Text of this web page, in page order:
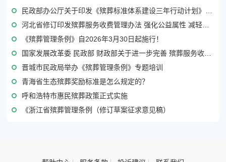
民政部办公厅关于印发《殡葬标准体系建设三年行动计划》的通知
河北省修订印发殡葬服务收费管理办法 强化公益属性 减轻群众丧葬负担
《殡葬管理条例》自2026年3月30日起施行！
国家发展改革委 民政部 财政部关于进一步完善 殡葬服务收费政策的通知
晋城市民政局举办《殡葬管理条例》专题培训
青海省生态殡葬奖励标准是怎么规定的？
呼和浩特市惠民殡葬政策正式实施
《浙江省殡葬管理条例（修订草案征求意见稿）